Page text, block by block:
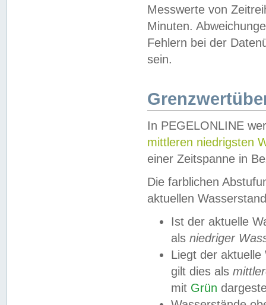
Messwerte von
Minuten.
Fehlern bei der
sein.
In PEGELONLINE
mittleren niedrigsten
einer Zeitspanne in
Die farblichen
aktuellen
Ist der aktuelle
als niedriger
Liegt der
gilt dies als
mit Grün